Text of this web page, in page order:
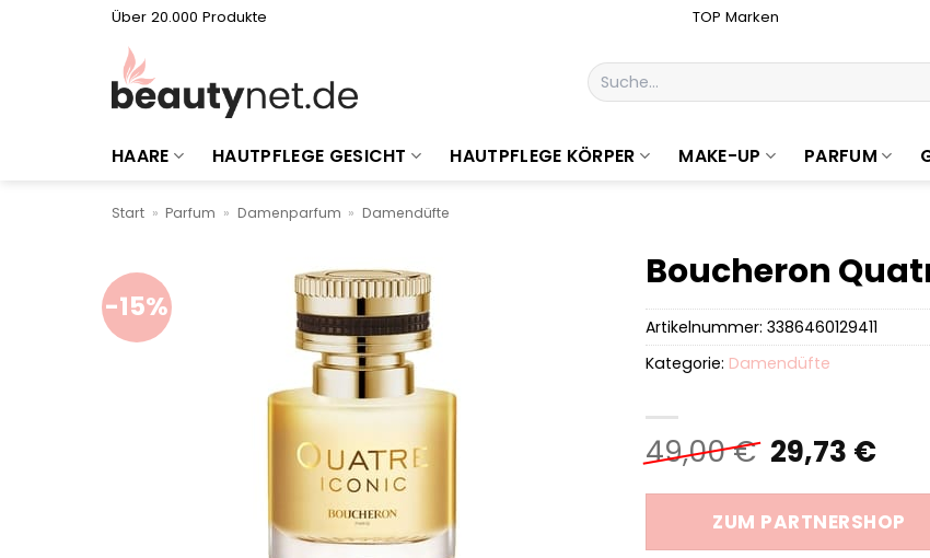
Über 20.000 Produkte TOP Marken
Suchen
nach:
HAARE HAUTPFLEGE GESICHT HAUTPFLEGE KÖRPER MAKE-UP PARFUM
Start » Parfum » Damenparfum » Damendüfte
-15%
Boucheron
49,00€
Preis
war:
49,00 €
29,73 €
ist:
ZUM PARTNERSHOP
Artikelnummer: 3386460129411
Kategorie: Damendüfte